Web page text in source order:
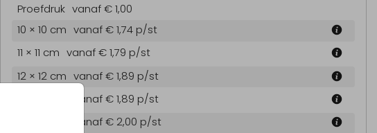
Proefdruk vanaf € 1,00
10 × 10 cm vanaf € 1,74 p/st
11 × 11 cm vanaf € 1,79 p/st
12 × 12 cm vanaf € 1,89 p/st
vanaf € 1,89 p/st
vanaf € 2,00 p/st